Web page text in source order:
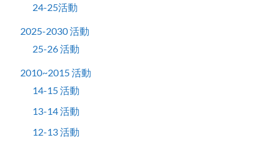
24-25活動
2025-2030 活動
25-26 活動
2010~2015 活動
14-15 活動
13-14 活動
12-13 活動